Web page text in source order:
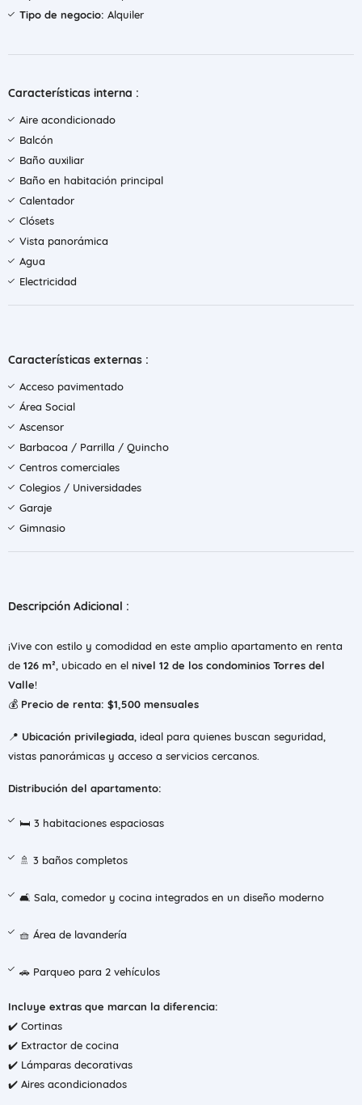
Tipo de negocio: Alquiler
Características interna :
Aire acondicionado
Balcón
Baño auxiliar
Baño en habitación principal
Calentador
Clósets
Vista panorámica
Agua
Electricidad
Características externas :
Acceso pavimentado
Área Social
Ascensor
Barbacoa / Parrilla / Quincho
Centros comerciales
Colegios / Universidades
Garaje
Gimnasio
Descripción Adicional :
¡Vive con estilo y comodidad en este amplio apartamento en renta
de 126 m² , ubicado en el nivel 12 de los condominios Torres del
Valle!
💰 Precio de renta: $1,500 mensuales
📍 Ubicación privilegiada , ideal para quienes buscan seguridad,
vistas panorámicas y acceso a servicios cercanos.
Distribución del apartamento:
🛏️ 3 habitaciones espaciosas
🚿 3 baños completos
🛋️ Sala, comedor y cocina integrados en un diseño moderno
🧺 Área de lavandería
🚗 Parqueo para 2 vehículos
Incluye extras que marcan la diferencia:
✔️ Cortinas
✔️ Extractor de cocina
✔️ Lámparas decorativas
✔️ Aires acondicionados